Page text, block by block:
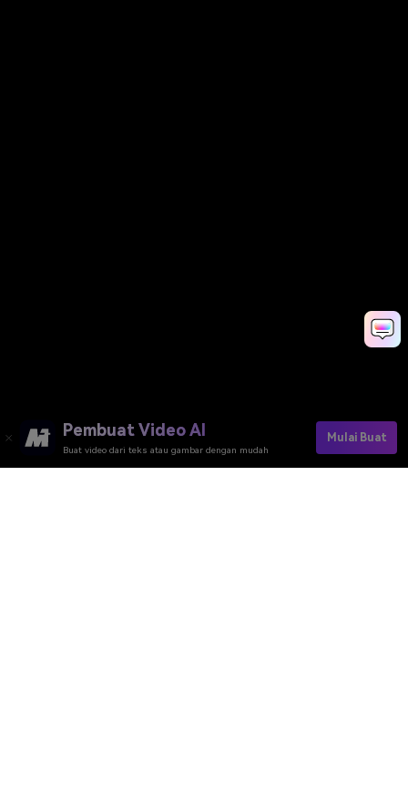
Pembuat Video AI
Buat video dari teks atau gambar dengan mudah
Mulai Buat